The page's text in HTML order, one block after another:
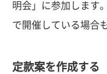
明会」に参加します
で開催している場合
定款案を作成する